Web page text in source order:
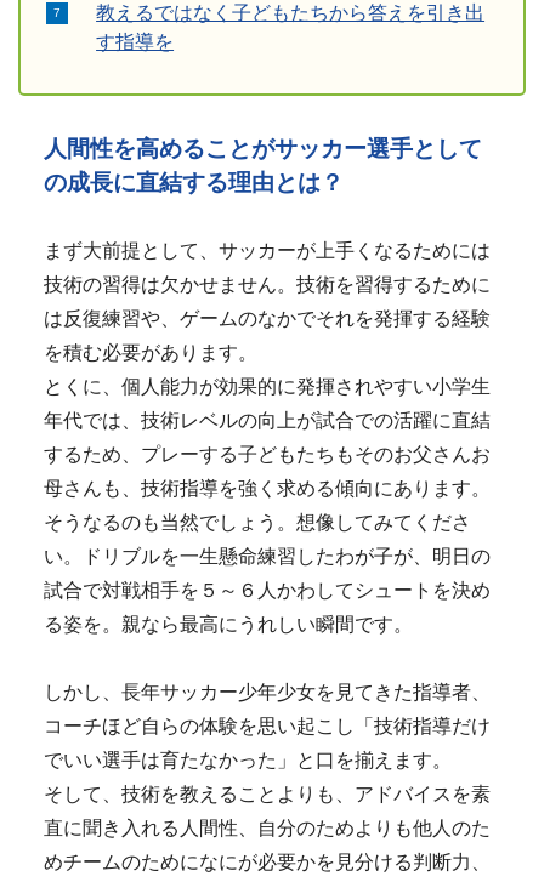
教えるではなく子どもたちから答えを引き出
す指導を
人間性を高めることがサッカー選手として
の成長に直結する理由とは？
まず大前提として、サッカーが上手くなるためには
技術の習得は欠かせません。技術を習得するために
は反復練習や、ゲームのなかでそれを発揮する経験
を積む必要があります。
とくに、個人能力が効果的に発揮されやすい小学生
年代では、技術レベルの向上が試合での活躍に直結
するため、プレーする子どもたちもそのお父さんお
母さんも、技術指導を強く求める傾向にあります。
そうなるのも当然でしょう。想像してみてくださ
い。ドリブルを一生懸命練習したわが子が、明日の
試合で対戦相手を５～６人かわしてシュートを決め
る姿を。親なら最高にうれしい瞬間です。
しかし、長年サッカー少年少女を見てきた指導者、
コーチほど自らの体験を思い起こし「技術指導だけ
でいい選手は育たなかった」と口を揃えます。
そして、技術を教えることよりも、アドバイスを素
直に聞き入れる人間性、自分のためよりも他人のた
めチームのためになにが必要かを見分ける判断力、